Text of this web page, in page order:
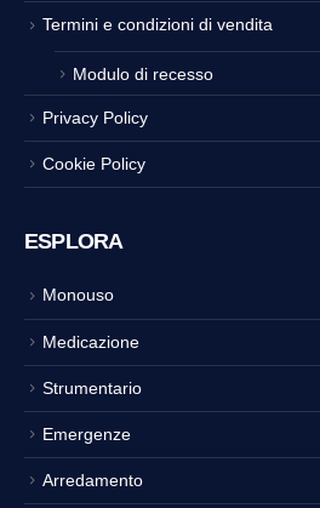
Termini e condizioni di vendita
Modulo di recesso
Privacy Policy
Cookie Policy
ESPLORA
Monouso
Medicazione
Strumentario
Emergenze
Arredamento